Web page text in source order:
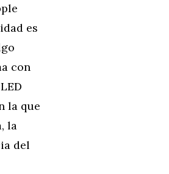
es
con
la que
la
del